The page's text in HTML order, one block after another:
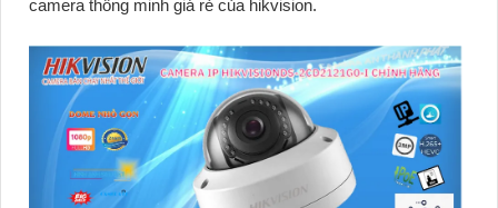
camera thông minh giá rẻ của hikvision.